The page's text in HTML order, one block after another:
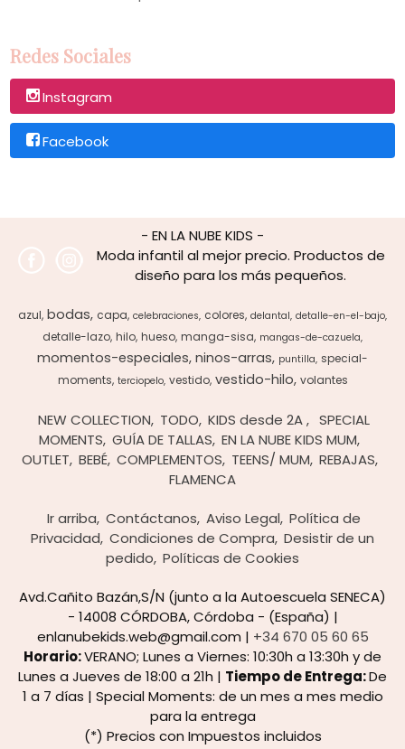
Redes Sociales
Instagram
Facebook
- EN LA NUBE KIDS -
Moda infantil al mejor precio. Productos de
diseño para los más pequeños.
azul bodas capa celebraciones colores delantal detalle-en-el-bajo
detalle-lazo hilo hueso manga-sisa mangas-de-cazuela
momentos-especiales ninos-arras puntilla special-
moments terciopelo vestido vestido-hilo volantes
NEW COLLECTION TODO KIDS desde 2A
SPECIAL
MOMENTS GUÍA DE TALLAS EN LA NUBE KIDS MUM
OUTLET BEBÉ COMPLEMENTOS TEENS/ MUM REBAJAS
FLAMENCA
Ir arriba Contáctanos Aviso Legal Política de
Privacidad Condiciones de Compra Desistir de un
pedido Políticas de Cookies
Avd.Cañito Bazán,S/N (junto a la Autoescuela SENECA)
- 14008 CÓRDOBA, Córdoba - (España) |
enlanubekids.web@gmail.com | +34 670 05 60 65
Horario:VERANO; Lunes a Viernes: 10:30h a 13:30h y de
Lunes a Jueves de 18:00 a 21h | Tiempo de Entrega:De
1 a 7 días | Special Moments: de un mes a mes medio
para la entrega
(*) Precios con Impuestos incluidos